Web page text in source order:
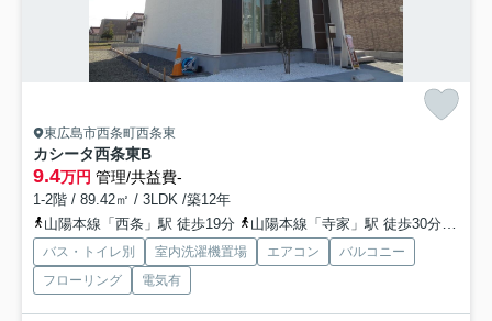
東広島市西条町西条東
カシータ西条東B
9.4万円 管理/共益費-
1-2階 / 89.42㎡ / 3LDK /築12年
山陽本線「西条」駅 徒歩19分
山陽本線「寺家」駅 徒歩30分
バス・トイレ別 室内洗濯機置場 エアコン
バルコニー
フローリング
電気有